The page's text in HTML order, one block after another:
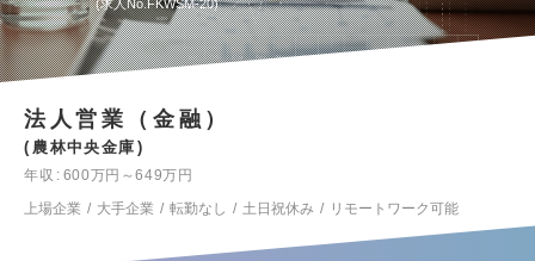
求人No.FKWSM-20
法人営業（金融）
農林中央金庫
年収
600万円～649万円
上場企業
大手企業 転勤なし 土日祝休み リモートワーク可能